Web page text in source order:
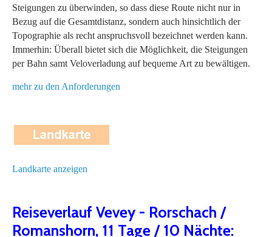
Steigungen zu überwinden, so dass diese Route nicht nur in
Bezug auf die Gesamtdistanz, sondern auch hinsichtlich der
Topographie als recht anspruchsvoll bezeichnet werden kann.
Immerhin: Überall bietet sich die Möglichkeit, die Steigungen
per Bahn samt Veloverladung auf bequeme Art zu bewältigen.
mehr zu den Anforderungen
Landkarte anzeigen
Reiseverlauf Vevey - Rorschach /
Romanshorn, 11 Tage / 10 Nächte: